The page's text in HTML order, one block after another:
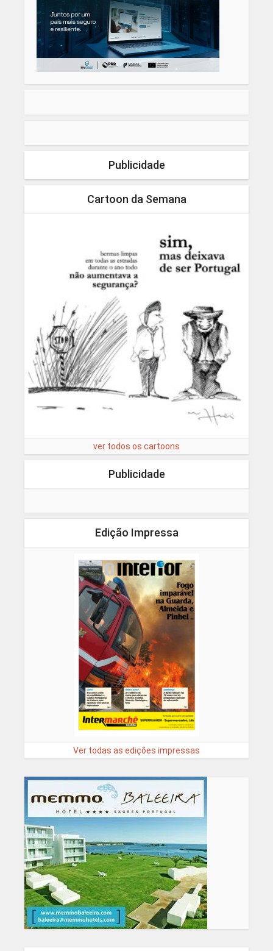
Publicidade
Cartoon da Semana
ver todos os cartoons
Publicidade
Edição Impressa
Ver todas as edições impressas